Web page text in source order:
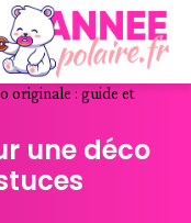
originale : guide et
une déco